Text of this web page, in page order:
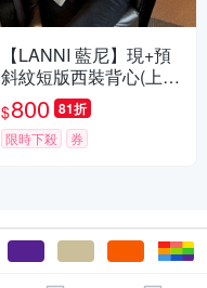
【LANNI 藍尼】現+預
斜紋短版西裝背心(上班/
OL/女裝)
$800 81折
限時下殺 券